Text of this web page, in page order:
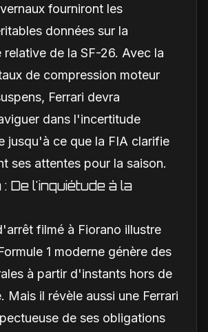
fourniront les
données sur la
de la SF-26. Avec la
de compression moteur
Ferrari devra
dans l'incertitude
jusqu'à ce que la FIA clarifie
ses attentes pour la saison.
De l'inquiétude à la
filmé à Fiorano illustre
1 moderne génère des
à partir d'instants hors de
Mais il révèle aussi une Ferrari
de ses obligations